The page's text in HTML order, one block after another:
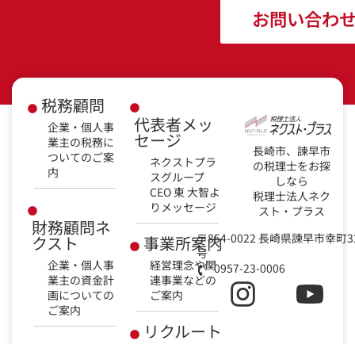
お問い合わ
税務顧問
企業・個人事
業主の税務に
ついてのご案
内
財務顧問ネ
クスト
企業・個人事
業主の資金計
画についての
ご案内
代表者メッ
セージ
ネクストプラ
スグループ
CEO 東 大智よ
りメッセージ
事業所案内
経営理念や関
連事業などの
ご案内
リクルート
長崎市、諫早市
の税理士をお探
しなら
税理士法人ネク
スト・プラス
〒854-0022 長崎県諫早市幸町
号
0957-23-0006